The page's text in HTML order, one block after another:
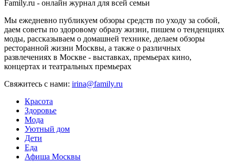
Family.ru - онлайн журнал для всей семьи
Мы ежедневно публикуем обзоры средств по уходу за собой,
даем советы по здоровому образу жизни, пишем о тенденциях
моды, рассказываем о домашней технике, делаем обзоры
ресторанной жизни Москвы, а также о различных
развлечениях в Москве - выставках, премьерах кино,
концертах и театральных премьерах
Свяжитесь с нами: irina@family.ru
Красота
Здоровье
Мода
Уютный дом
Дети
Еда
Афиша Москвы